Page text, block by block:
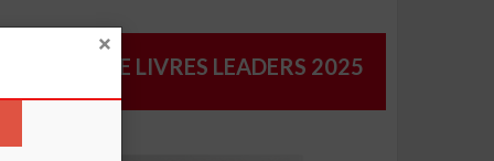
CATALOGUE LIVRES LEADERS 2025